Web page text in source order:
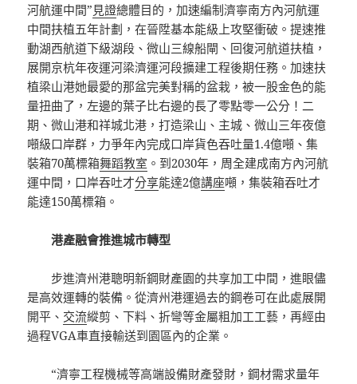
河航運中間”見證總體目的，加速編制濟寧南方內河航運
中間扶植五年計劃，在晉陞基本能級上攻堅衝破。提速推
動湖西航道下級湖段、微山三線船閘、回復河航道扶植，
展開京杭年夜運河梁濟運河段擴建工程後期任務。加速扶
植梁山港她最愛的那盆完美對稱的盆栽，被一股金色的能
量扭曲了，左邊的葉子比右邊的長了零點零一公分！二
期、微山港和祥城北港，打造梁山、主城、微山三年夜億
噸級口岸群，力爭年內完成口岸貨色吞吐量1.4億噸、集
裝箱70萬標箱舞蹈教室 。到2030年，周全建成南方內河航
運中間，口岸吞吐才分享能達2億講座噸，集裝箱吞吐才
能達150萬標箱。
港產融會推進城市轉型
步進濟州港聰明新鋼財產園的共享加工中間，進眼儘
是高效運轉的裝備。從濟州港運過去的鋼卷可在此處展開
開平、 交流縱剪、下料、折彎等金屬粗加工工藝，再經由
過程VGA車直接輸送到園區內的企業。
“濟寧工程機械等高端設備財產發財，鋼材需求量年